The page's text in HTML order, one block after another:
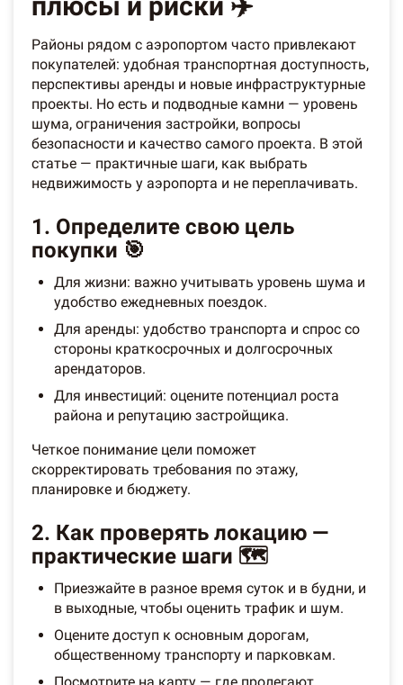
Районы рядом с аэропортом часто привлекают
покупателей: удобная транспортная доступность,
перспективы аренды и новые инфраструктурные
проекты. Но есть и подводные камни — уровень
шума, ограничения застройки, вопросы
безопасности и качество самого проекта. В этой
статье — практичные шаги, как выбрать
недвижимость у аэропорта и не переплачивать.
1. Определите свою цель
покупки 🎯
Для жизни: важно учитывать уровень шума и
удобство ежедневных поездок.
Для аренды: удобство транспорта и спрос со
стороны краткосрочных и долгосрочных
арендаторов.
Для инвестиций: оцените потенциал роста
района и репутацию застройщика.
Четкое понимание цели поможет
скорректировать требования по этажу,
планировке и бюджету.
2. Как проверять локацию —
практические шаги 🗺️
Приезжайте в разное время суток и в будни, и
в выходные, чтобы оценить трафик и шум.
Оцените доступ к основным дорогам,
общественному транспорту и парковкам.